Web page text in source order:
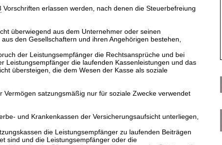
Vorschriften erlassen werden, nach denen die Steuerbefreiung
überwiegend aus dem Unternehmer oder seinen
den Gesellschaftern und ihren Angehörigen bestehen,
der Leistungsempfänger die Rechtsansprüche und bei
Leistungsempfänger die laufenden Kassenleistungen und das
übersteigen, die dem Wesen der Kasse als soziale
Vermögen satzungsmäßig nur für soziale Zwecke verwendet
und Krankenkassen der Versicherungsaufsicht unterliegen,
die Leistungsempfänger zu laufenden Beiträgen
sind und die Leistungsempfänger oder die